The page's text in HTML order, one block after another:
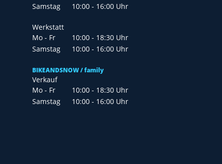
Samstag
10:00 - 16:00 Uhr
Werkstatt
Mo - Fr
10:00 - 18:30 Uhr
Samstag
10:00 - 16:00 Uhr
BIKEANDSNOW / family
Verkauf
Mo - Fr
10:00 - 18:30 Uhr
Samstag
10:00 - 16:00 Uhr